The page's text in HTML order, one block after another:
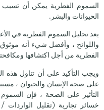
السموم الفطرية يمكن أن تسبب
الحيوانات والبشر.
يعد تحليل السموم الفطرية في
واللوائح ، وأفضل شيء أنه
الفطرية من أجل اكتشافها
ويجب التأكيد على أن تناول هذه
على صحة الإنسان والحيوان ،
التأثير على الصحة ، فإن السموم
خسائر تجارية (تقليل الواردات